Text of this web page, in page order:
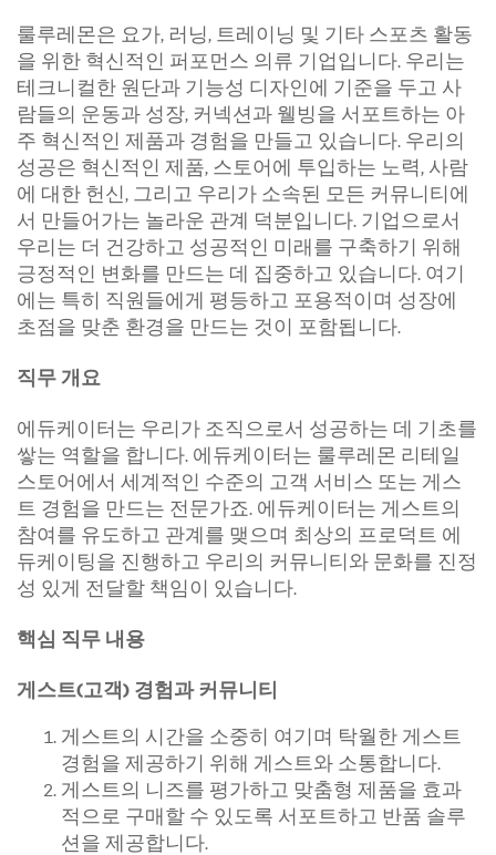
룰루레몬은 요가, 러닝, 트레이닝 및 기타 스포츠 활동
을 위한 혁신적인 퍼포먼스 의류 기업입니다. 우리는
테크니컬한 원단과 기능성 디자인에 기준을 두고 사
람들의 운동과 성장, 커넥션과 웰빙을 서포트하는 아
주 혁신적인 제품과 경험을 만들고 있습니다. 우리의
성공은 혁신적인 제품, 스토어에 투입하는 노력, 사람
에 대한 헌신, 그리고 우리가 소속된 모든 커뮤니티에
서 만들어가는 놀라운 관계 덕분입니다. 기업으로서
우리는 더 건강하고 성공적인 미래를 구축하기 위해
긍정적인 변화를 만드는 데 집중하고 있습니다. 여기
에는 특히 직원들에게 평등하고 포용적이며 성장에
초점을 맞춘 환경을 만드는 것이 포함됩니다.
직무 개요
에듀케이터는 우리가 조직으로서 성공하는 데 기초를
쌓는 역할을 합니다. 에듀케이터는 룰루레몬 리테일
스토어에서 세계적인 수준의 고객 서비스 또는 게스
트 경험을 만드는 전문가죠. 에듀케이터는 게스트의
참여를 유도하고 관계를 맺으며 최상의 프로덕트 에
듀케이팅을 진행하고 우리의 커뮤니티와 문화를 진정
성 있게 전달할 책임이 있습니다.
핵심 직무 내용
게스트(고객) 경험과 커뮤니티
게스트의 시간을 소중히 여기며 탁월한 게스트
경험을 제공하기 위해 게스트와 소통합니다.
게스트의 니즈를 평가하고 맞춤형 제품을 효과
적으로 구매할 수 있도록 서포트하고 반품 솔루
션을 제공합니다.